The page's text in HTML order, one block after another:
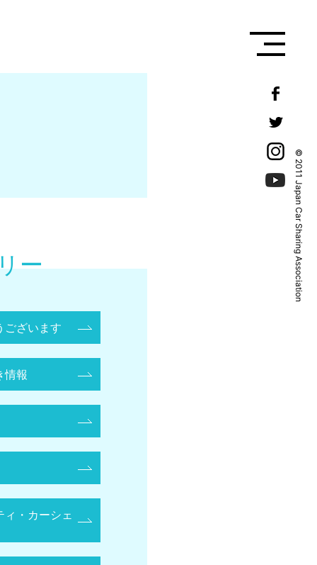
© 2011 Japan Car Sharing Association
ー
ございます
情報
ィ・カーシェ